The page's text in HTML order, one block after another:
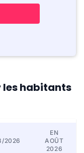
les habitants
2026
EN
AOÛT
2026